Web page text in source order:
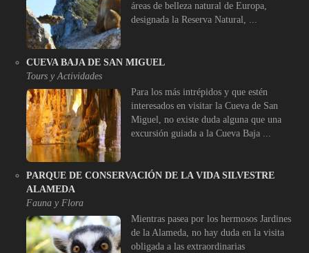
áreas de belleza natural de Europa,
designada la Reserva Natural, ...
CUEVA BAJA DE SAN MIGUEL
Tours y Actividades
Para los más intrépidos y que estén
interesados en visitar la Cueva de San
Miguel, no existe duda alguna que una
excursión guiada a la Cueva Baja ...
PARQUE DE CONSERVACIÓN DE LA VIDA SILVESTRE
ALAMEDA
Fauna y Flora
Mientras pasea por los hermosos Jardines
de la Alameda, no hay duda en la visita
obligada a las extraordinarias